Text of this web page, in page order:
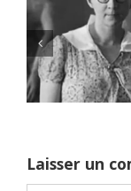
Laisser un